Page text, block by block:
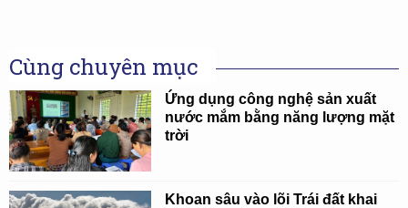
Cùng chuyên mục
Ứng dụng công nghệ sản xuất
nước mắm bằng năng lượng mặt
trời
Khoan sâu vào lõi Trái đất khai